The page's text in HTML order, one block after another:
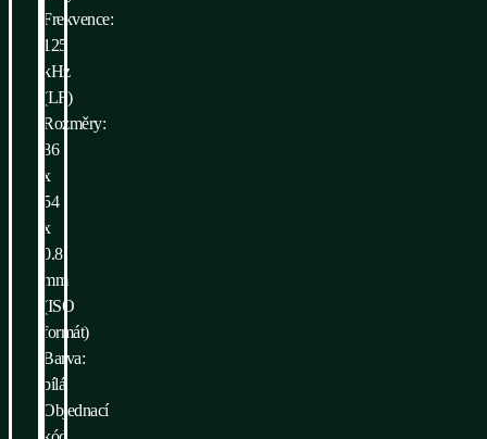
Frekvence:
125
kHz
(LF)
Rozměry:
86
x
54
x
0.8
mm
(ISO
formát)
Barva:
bílá
Objednací